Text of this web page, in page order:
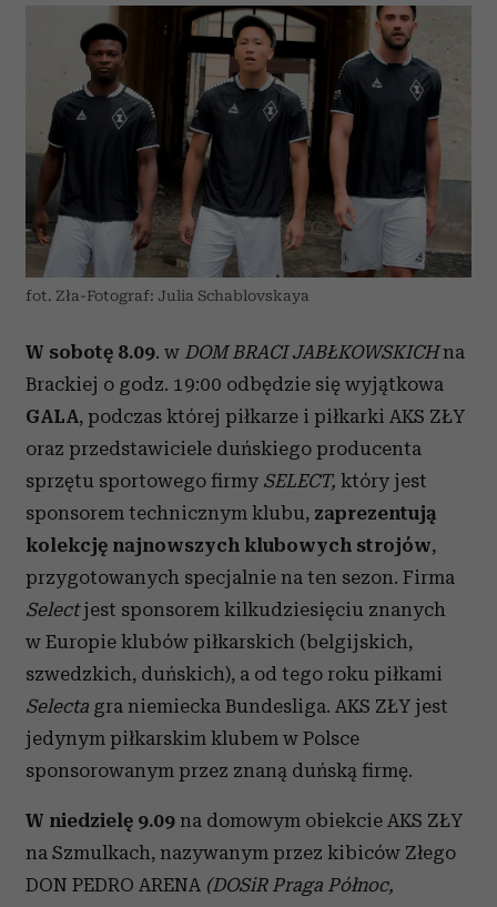
fot. Zła-Fotograf: Julia Schablovskaya
W sobotę 8.09. w DOM BRACI JABŁKOWSKICHna
Brackiej o godz. 19:00 odbędzie się wyjątkowa
GALA, podczas której piłkarze i piłkarki AKS ZŁY
oraz przedstawiciele duńskiego producenta
sprzętu sportowego firmy SELECT, który jest
sponsorem technicznym klubu, zaprezentują
kolekcję najnowszych klubowych strojów,
przygotowanych specjalnie na ten sezon. Firma
Selectjest sponsorem kilkudziesięciu znanych
w Europie klubów piłkarskich (belgijskich,
szwedzkich, duńskich), a od tego roku piłkami
Selecta gra niemiecka Bundesliga. AKS ZŁY jest
jedynym piłkarskim klubem w Polsce
sponsorowanym przez znaną duńską firmę.
W niedzielę 9.09 na domowym obiekcie AKS ZŁY
na Szmulkach, nazywanym przez kibiców Złego
DON PEDRO ARENA (DOSiR Praga Północ,